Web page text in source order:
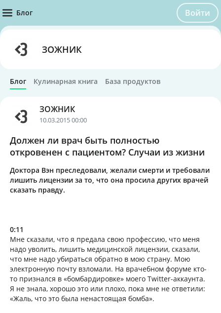
Блог Войти
ЗОЖНИК
Блог Кулинарная книга База продуктов
ЗОЖНИК
10.03.2015 00:00
Должен ли врач быть полностью
откровенен с пациентом? Случаи из жизни
Доктора Вэн преследовали, желали смерти и требовали
лишить лицензии за то, что она просила других врачей
сказать правду.
0:11
Мне сказали, что я предала свою профессию, что меня
надо уволить, лишить медицинской лицензии, сказали,
что мне надо убираться обратно в мою страну. Мою
электронную почту взломали. На врачебном форуме кто-
то признался в «бомбардировке» моего Twitter-аккаунта.
Я не знала, хорошо это или плохо, пока мне не ответили:
«Жаль, что это была ненастоящая бомба».